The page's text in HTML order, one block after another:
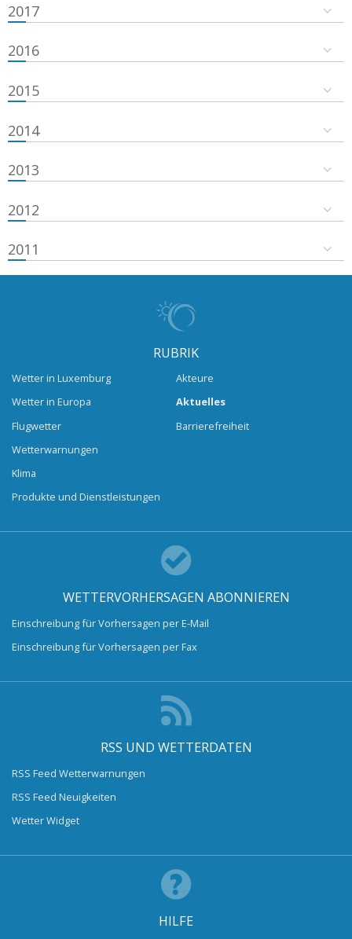
2017
2016
2015
2014
2013
2012
2011
RUBRIK
Wetter in Luxemburg
Wetter in Europa
Flugwetter
Wetterwarnungen
Klima
Produkte und Dienstleistungen
Akteure
Aktuelles
Barrierefreiheit
WETTERVORHERSAGEN ABONNIEREN
Einschreibung für Vorhersagen per E-Mail
Einschreibung für Vorhersagen per Fax
RSS UND WETTERDATEN
RSS Feed Wetterwarnungen
RSS Feed Neuigkeiten
Wetter Widget
HILFE